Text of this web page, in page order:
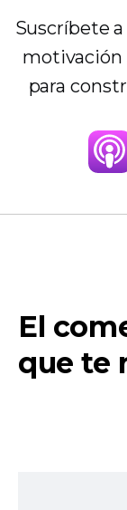
Suscríbete
motivación
para
El
que te